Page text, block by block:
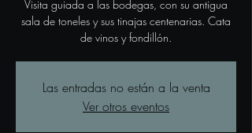
Visita guiada a las bodegas, con su antigua
sala de toneles y sus tinajas centenarias. Cata
de vinos y fondillón.
Las entradas no están a la venta
Ver otros eventos